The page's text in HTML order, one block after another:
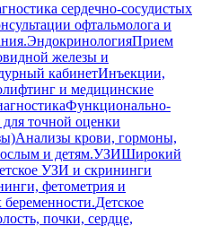
сердечно-сосудистых
офтальмолога и
ЭндокринологияПрием
железы и
кабинетИнъекции,
и медицинские
Функционально-
для точной оценки
Анализы крови, гормоны,
и детям.УЗИШирокий
УЗИ и скрининги
фетометрия и
беременности.Детское
почки, сердце,